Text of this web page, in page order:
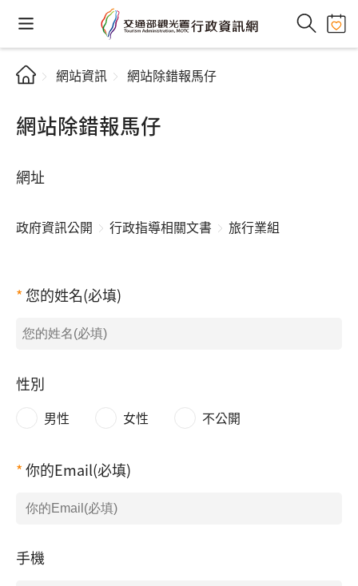
網站資訊 網站除錯報馬仔
網站除錯報馬仔
網址
政府資訊公開 行政指導相關文書 旅行業組
您的姓名(必填)
性別
男性 女性 不公開
你的Email(必填)
手機